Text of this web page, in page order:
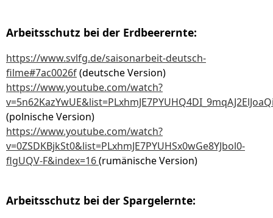
Arbeitsschutz bei der Erdbeerernte:
https://www.svlfg.de/saisonarbeit-deutsch-
filme#7ac0026f(deutsche Version)
https://www.youtube.com/watch?
(polnische Version)
https://www.youtube.com/watch?
v=0ZSDKBjkSt0&list=PLxhmJE7PYUHSx0wGe8YJbol0-
flgUQV-F&index=16(rumänische Version)
Arbeitsschutz bei der Spargelernte: